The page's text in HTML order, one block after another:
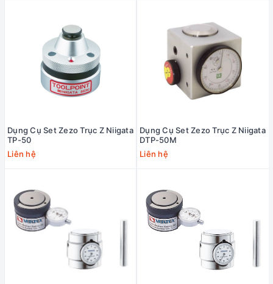
Dụng Cụ Set Zezo Trục Z Niigata
TP-50
Liên hệ
Dụng Cụ Set Zezo Trục Z Niigata
DTP-50M
Liên hệ